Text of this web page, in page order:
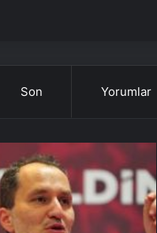
Son Yorumlar